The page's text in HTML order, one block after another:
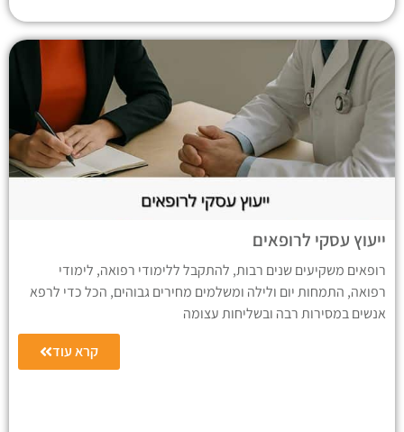
ייעוץ עסקי לרופאים
רופאים משקיעים שנים רבות, להתקבל ללימודי רפואה, לימודי
רפואה, התמחות יום ולילה ומשלמים מחירים גבוהים, הכל כדי לרפא
אנשים במסירות רבה ובשליחות עצומה
קרא עוד